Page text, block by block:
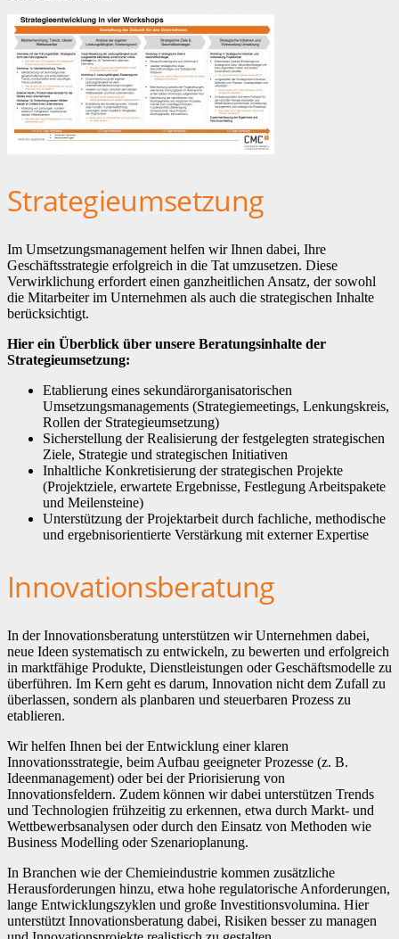
Strategieumsetzung
Im Umsetzungsmanagement helfen wir Ihnen dabei, Ihre
Geschäftsstrategie erfolgreich in die Tat umzusetzen. Diese
Verwirklichung erfordert einen ganzheitlichen Ansatz, der sowohl
die Mitarbeiter im Unternehmen als auch die strategischen Inhalte
berücksichtigt.
Hier ein Überblick über unsere Beratungsinhalte der
Strategieumsetzung:
Etablierung eines sekundärorganisatorischen
Umsetzungsmanagements (Strategiemeetings, Lenkungskreis,
Rollen der Strategieumsetzung)
Sicherstellung der Realisierung der festgelegten strategischen
Ziele, Strategie und strategischen Initiativen
Inhaltliche Konkretisierung der strategischen Projekte
(Projektziele, erwartete Ergebnisse, Festlegung Arbeitspakete
und Meilensteine)
Unterstützung der Projektarbeit durch fachliche, methodische
und ergebnisorientierte Verstärkung mit externer Expertise
Innovationsberatung
In der Innovationsberatung unterstützen wir Unternehmen dabei,
neue Ideen systematisch zu entwickeln, zu bewerten und erfolgreich
in marktfähige Produkte, Dienstleistungen oder Geschäftsmodelle zu
überführen. Im Kern geht es darum, Innovation nicht dem Zufall zu
überlassen, sondern als planbaren und steuerbaren Prozess zu
etablieren.
Wir helfen Ihnen bei der Entwicklung einer klaren
Innovationsstrategie, beim Aufbau geeigneter Prozesse (z. B.
Ideenmanagement) oder bei der Priorisierung von
Innovationsfeldern. Zudem können wir dabei unterstützen Trends
und Technologien frühzeitig zu erkennen, etwa durch Markt- und
Wettbewerbsanalysen oder durch den Einsatz von Methoden wie
Business Modelling oder Szenarioplanung.
In Branchen wie der Chemieindustrie kommen zusätzliche
Herausforderungen hinzu, etwa hohe regulatorische Anforderungen,
lange Entwicklungszyklen und große Investitionsvolumina. Hier
unterstützt Innovationsberatung dabei, Risiken besser zu managen